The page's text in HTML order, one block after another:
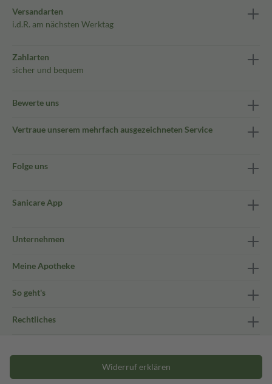
Versandarten
i.d.R. am nächsten Werktag
Zahlarten
sicher und bequem
Bewerte uns
Vertraue unserem mehrfach ausgezeichneten Service
Folge uns
Sanicare App
Unternehmen
Meine Apotheke
So geht's
Rechtliches
Widerruf erklären